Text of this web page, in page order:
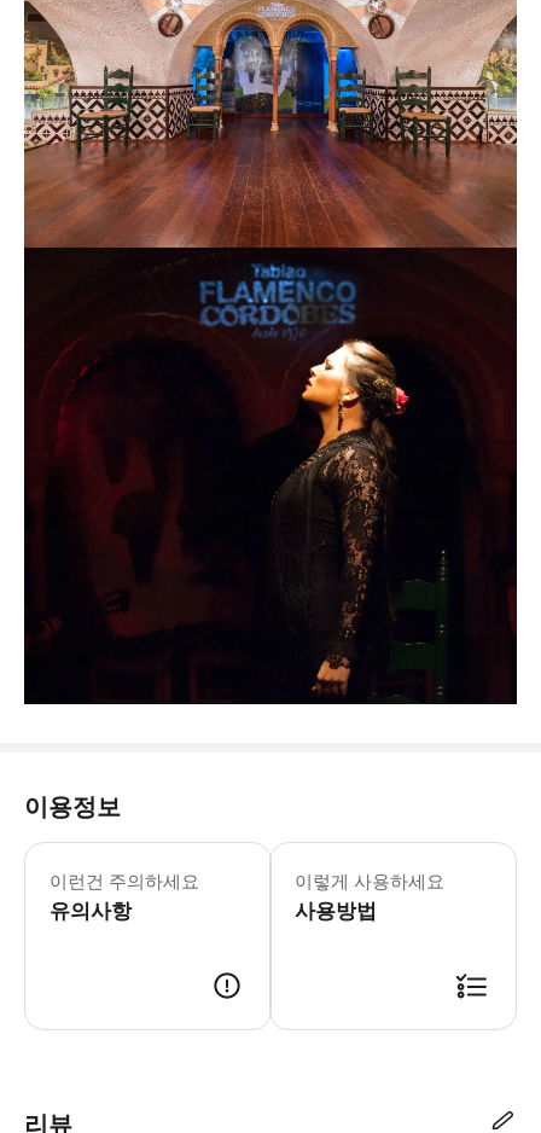
이용정보
이런건 주의하세요
유의사항
- 이메일로 전송된 바우처를 인쇄 또
이렇게 사용하세요
사용방법
리뷰